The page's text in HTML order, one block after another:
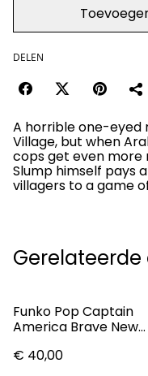
DELEN
A horrible one-eyed
Village, but when
cops get even more
Slump himself pays
villagers to a game
Gerelateerde
Funko Pop Captain
America Brave New
€ 40,00